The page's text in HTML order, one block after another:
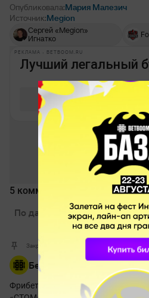
Опубликовала:Мария Малезич
Источник:Megion
Сергей «Megion»
Игнатко
РЕКЛАМА • BETBOOM.RU
5 комментариев
По дате Лучшие
Закрепленный комментарий
Бесплатная ставка!
Фрибет до 10 000 новым